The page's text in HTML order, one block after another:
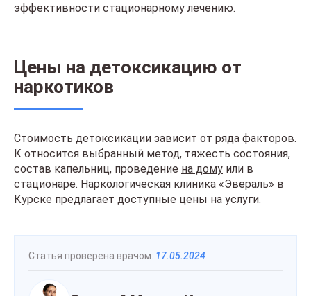
эффективности стационарному лечению.
Цены на детоксикацию от
наркотиков
Стоимость детоксикации зависит от ряда факторов.
К относится выбранный метод, тяжесть состояния,
состав капельниц, проведение на дому или в
стационаре. Наркологическая клиника «Эвераль» в
Курске предлагает доступные цены на услуги.
Статья проверена врачом: 17.05.2024